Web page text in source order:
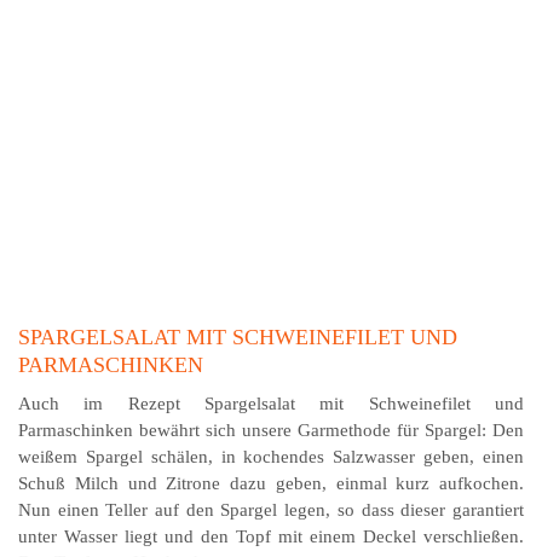
SPARGELSALAT MIT SCHWEINEFILET UND
PARMASCHINKEN
Auch im Rezept Spargelsalat mit Schweinefilet und
Parmaschinken bewährt sich unsere Garmethode für Spargel: Den
weißem Spargel schälen, in kochendes Salzwasser geben, einen
Schuß Milch und Zitrone dazu geben, einmal kurz aufkochen.
Nun einen Teller auf den Spargel legen, so dass dieser garantiert
unter Wasser liegt und den Topf mit einem Deckel verschließen.